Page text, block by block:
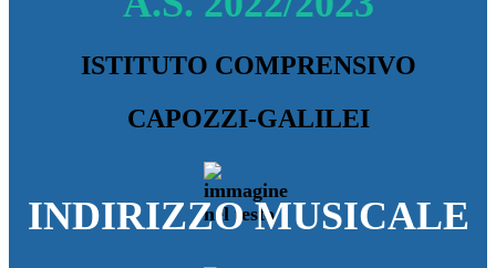
ISTITUTO COMPRENSIVO
CAPOZZI-GALILEI
INDIRIZZO MUSICALE